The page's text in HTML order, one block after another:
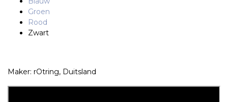
Groen
Rood
Zwart
Maker: rOtring, Duitsland